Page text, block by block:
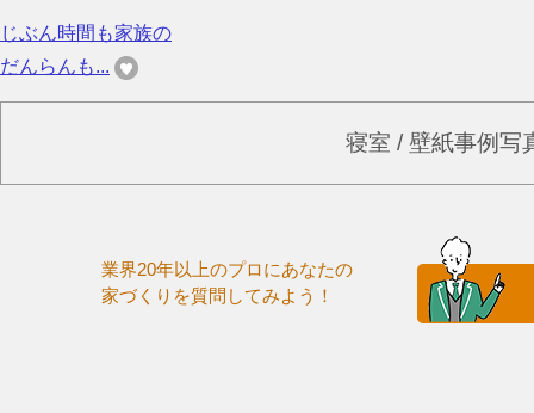
じぶん時間も家族の
だんらんも...
寝室 / 壁紙事例写
業界20年以上のプロにあなたの
家づくりを質問してみよう！